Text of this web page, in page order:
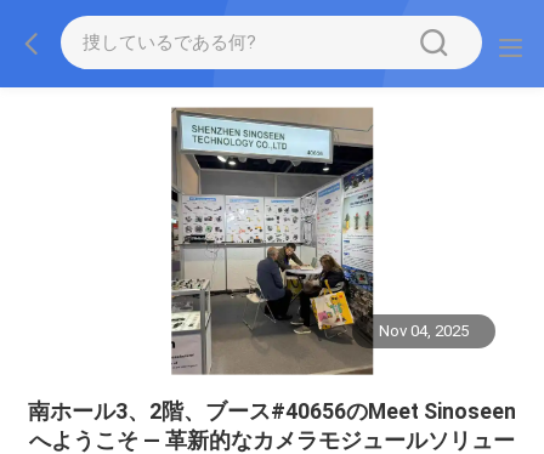
Nov 04, 2025
南ホール3、2階、ブース#40656のMeet Sinoseen
へようこそ — 革新的なカメラモジュールソリュー